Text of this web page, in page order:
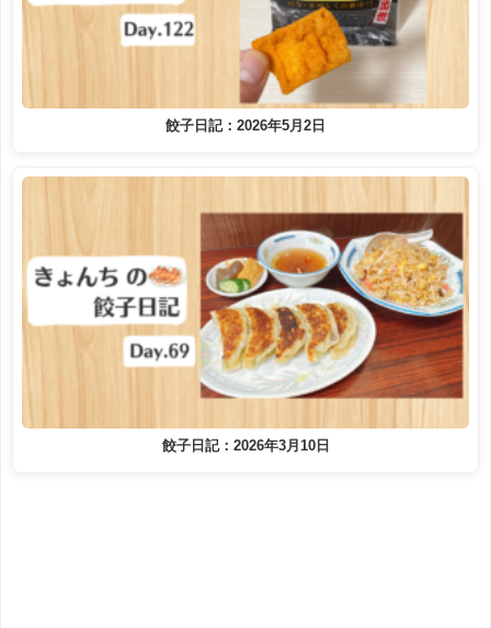
餃子日記：2026年5月2日
餃子日記：2026年3月10日